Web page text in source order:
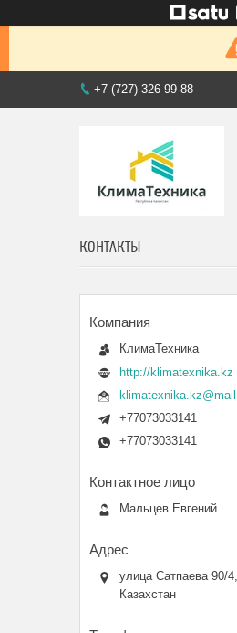
+7 (727) 326-99-88
КОНТАКТЫ
КлимаТехника
http://klimatexnika.kz
+77073033141
+77073033141
Мальцев Евгений
улица Сатпаева 90/
Казахстан